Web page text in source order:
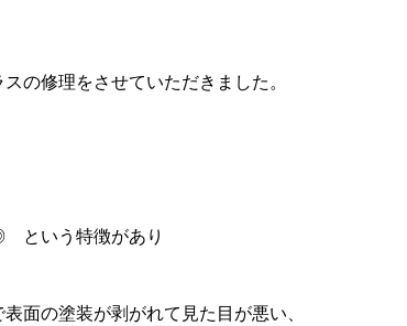
の修理をさせていただきました。
という特徴があり
面の塗装が剥がれて見た目が悪い、